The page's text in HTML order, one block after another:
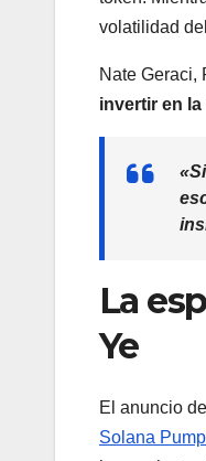
volatilidad
Nate Geraci,
invertir en
La
Ye
El anuncio
Solana